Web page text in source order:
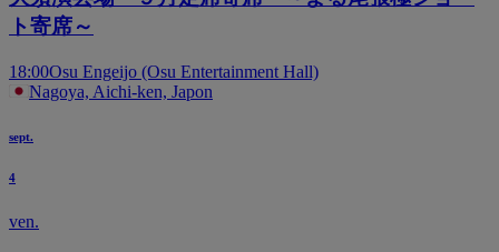
ト寄席～
18:00Osu Engeijo (Osu Entertainment Hall)
Nagoya, Aichi-ken, Japon
sept.
4
ven.